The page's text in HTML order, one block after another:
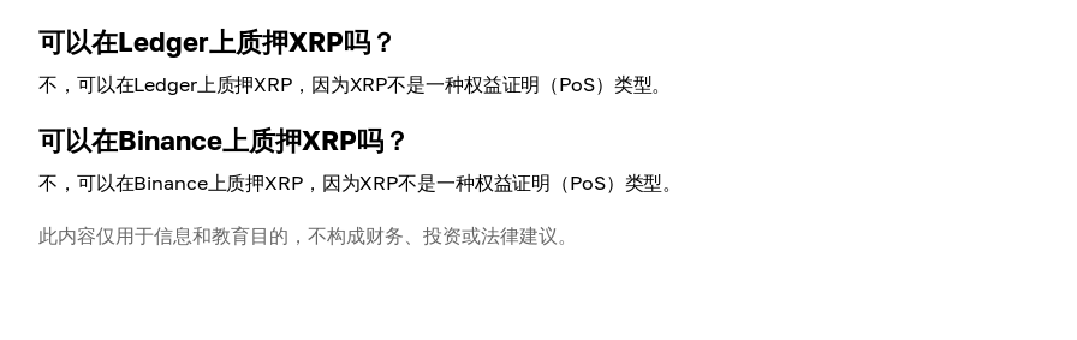
可以在Ledger上质押XRP吗？
不，可以在Ledger上质押XRP，因为XRP不是一种权益证明（PoS）类型。
可以在Binance上质押XRP吗？
不，可以在Binance上质押XRP，因为XRP不是一种权益证明（PoS）类型。
此内容仅用于信息和教育目的，不构成财务、投资或法律建议。